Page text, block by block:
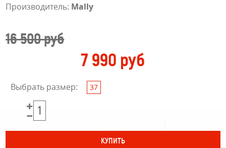
Производитель: Mally
16 500 руб
7 990 руб
Выбрать размер: 37